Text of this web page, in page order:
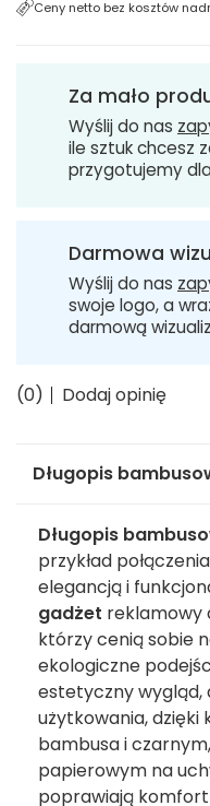
Ceny netto bez kosztów
Za mało
Wyślij do nas
ile sztuk chcesz
przygotujemy
Darmowa
Wyślij do nas
swoje logo, a
darmową
(0) Dodaj opinię
Długopis
Długopis
przykład
elegancją i
gadżet reklamowy
którzy cenią sobie
ekologiczne
estetyczny wygląd,
użytkowania, dzięki
bambusa i
papierowym na
poprawiają komfort